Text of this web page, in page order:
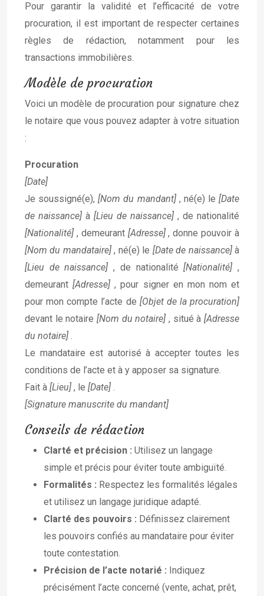
Pour garantir la validité et l’efficacité de votre
procuration, il est important de respecter certaines
règles de rédaction, notamment pour les
transactions immobilières.
Modèle de procuration
Voici un modèle de procuration pour signature chez
le notaire que vous pouvez adapter à votre situation
:
Procuration
[Date]
Je soussigné(e),[Nom du mandant] , né(e) le [Date
de naissance] à [Lieu de naissance] , de nationalité
[Nationalité] , demeurant [Adresse], donne pouvoir à
[Nom du mandataire], né(e) le [Date de naissance]à
[Lieu de naissance], de nationalité[Nationalité],
demeurant[Adresse], pour signer en mon nom et
pour mon compte l’acte de [Objet de la procuration]
devant le notaire [Nom du notaire] , situé à [Adresse
du notaire] .
Le mandataire est autorisé à accepter toutes les
conditions de l’acte et à y apposer sa signature.
Fait à [Lieu] , le [Date] .
[Signature manuscrite du mandant]
Conseils de rédaction
Clarté et précision : Utilisez un langage
simple et précis pour éviter toute ambiguïté.
Formalités : Respectez les formalités légales
et utilisez un langage juridique adapté.
Clarté des pouvoirs : Définissez clairement
les pouvoirs confiés au mandataire pour éviter
toute contestation.
Précision de l’acte notarié : Indiquez
précisément l’acte concerné (vente, achat, prêt,